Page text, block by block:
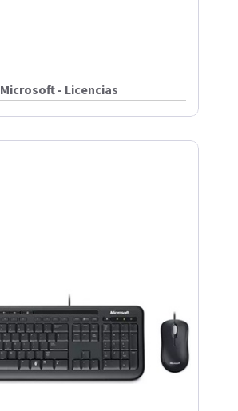
Microsoft - Licencias